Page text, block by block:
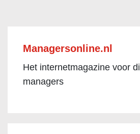
Managersonline.nl
Het internetmagazine voor
managers